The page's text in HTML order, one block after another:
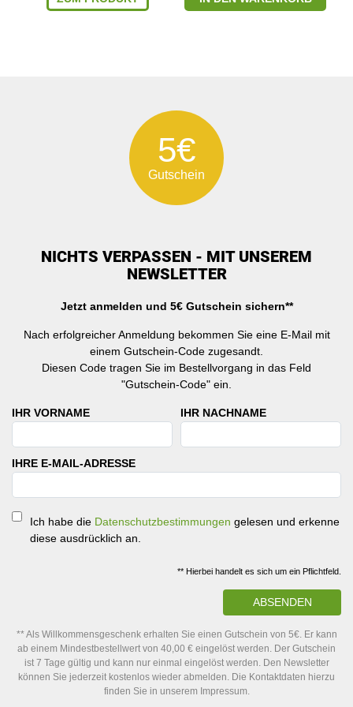
5€
Gutschein
NICHTS VERPASSEN - MIT UNSEREM
NEWSLETTER
Jetzt anmelden und 5€ Gutschein sichern**
Nach erfolgreicher Anmeldung bekommen Sie eine E-Mail mit
einem Gutschein-Code zugesandt.
Diesen Code tragen Sie im Bestellvorgang in das Feld
"Gutschein-Code" ein.
IHR VORNAME IHR NACHNAME
IHRE E-MAIL-ADRESSE
Ich habe die Datenschutzbestimmungen gelesen und erkenne
diese ausdrücklich an.
** Hierbei handelt es sich um ein Pflichtfeld.
ABSENDEN
** Als Willkommensgeschenk erhalten Sie einen Gutschein von 5€. Er kann
ab einem Mindestbestellwert von 40,00 € eingelöst werden. Der Gutschein
ist 7 Tage gültig und kann nur einmal eingelöst werden. Den Newsletter
können Sie jederzeit kostenlos wieder abmelden. Die Kontaktdaten hierzu
finden Sie in unserem Impressum.